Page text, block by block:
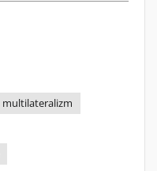
multilateralizm